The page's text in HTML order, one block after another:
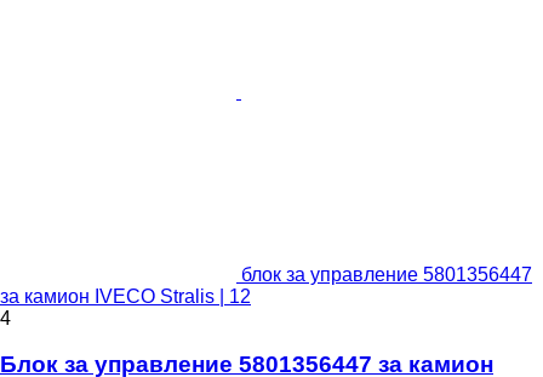
блок за управление 5801356447
за камион IVECO Stralis | 12
4
Блок за управление 5801356447 за камион